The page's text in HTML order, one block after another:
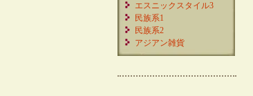
エスニックスタイル3
民族系1
民族系2
アジアン雑貨